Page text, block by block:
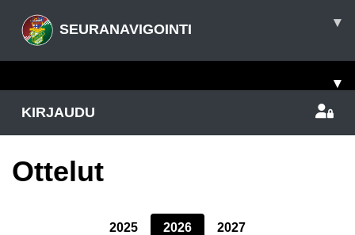
SEURANAVIGOINTI ▾
▾
KIRJAUDU
Ottelut
2025 2026 2027